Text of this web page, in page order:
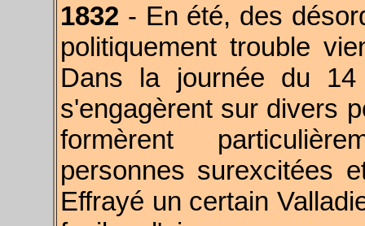
1832 - En été, des
politiquement trouble
Dans la journée du 14
s'engagèrent sur divers
formèrent
personnes surexcitées
Effrayé un certain